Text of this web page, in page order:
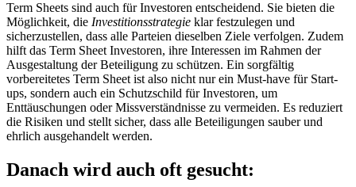
Term Sheets sind auch für Investoren entscheidend. Sie bieten die
Möglichkeit, die Investitionsstrategie klar festzulegen und
sicherzustellen, dass alle Parteien dieselben Ziele verfolgen. Zudem
hilft das Term Sheet Investoren, ihre Interessen im Rahmen der
Ausgestaltung der Beteiligung zu schützen. Ein sorgfältig
vorbereitetes Term Sheet ist also nicht nur ein Must-have für Start-
ups, sondern auch ein Schutzschild für Investoren, um
Enttäuschungen oder Missverständnisse zu vermeiden. Es reduziert
die Risiken und stellt sicher, dass alle Beteiligungen sauber und
ehrlich ausgehandelt werden.
Danach wird auch oft gesucht: